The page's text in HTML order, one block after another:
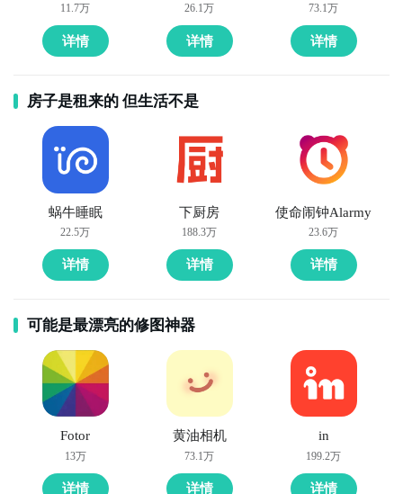
11.7万
详情
26.1万
详情
73.1万
详情
房子是租来的 但生活不是
蜗牛睡眠
22.5万
详情
下厨房
188.3万
详情
使命闹钟Alarmy
23.6万
详情
可能是最漂亮的修图神器
Fotor
13万
详情
黄油相机
73.1万
详情
in
199.2万
详情